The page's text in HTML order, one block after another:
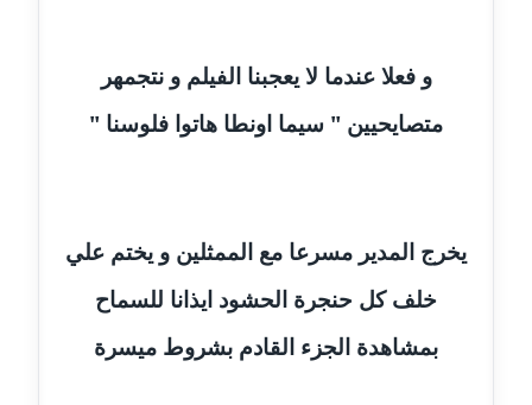
مدونة أميرة محمود
عاملة
مدونة آيات القاضي
عاملة
و فعلا عندما لا يعجبنا الفيلم و نتجمهر
متصايحيين " سيما اونطا هاتوا فلوسنا "
يخرج المدير مسرعا مع الممثلين و يختم علي
خلف كل حنجرة الحشود ايذانا للسماح
بمشاهدة الجزء القادم بشروط ميسرة